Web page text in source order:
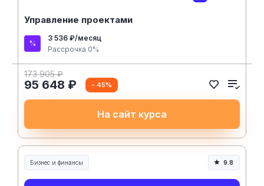
Управление проектами
3 536 ₽/месяц
Рассрочка 0%
173 905 ₽
95 648 ₽ - 45%
На сайт курса
Бизнес и финансы 9.8